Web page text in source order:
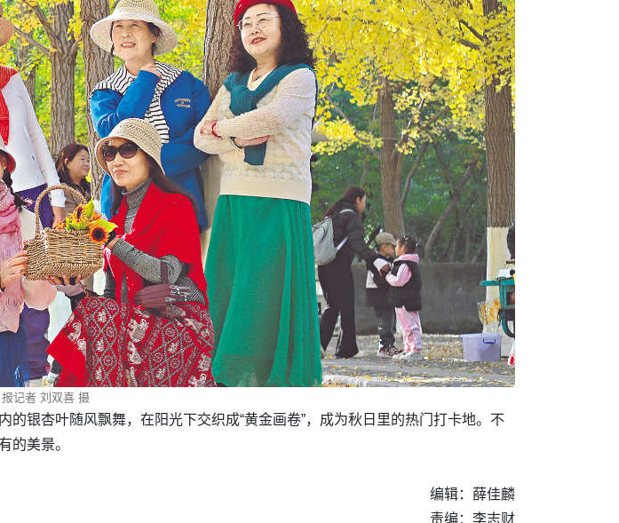
记者 刘双喜 摄
银杏叶随风飘舞，在阳光下交织成“黄金画卷”，成为秋日里的热门打卡地。不
的美景。
编辑：薛佳麟
责编：李志财